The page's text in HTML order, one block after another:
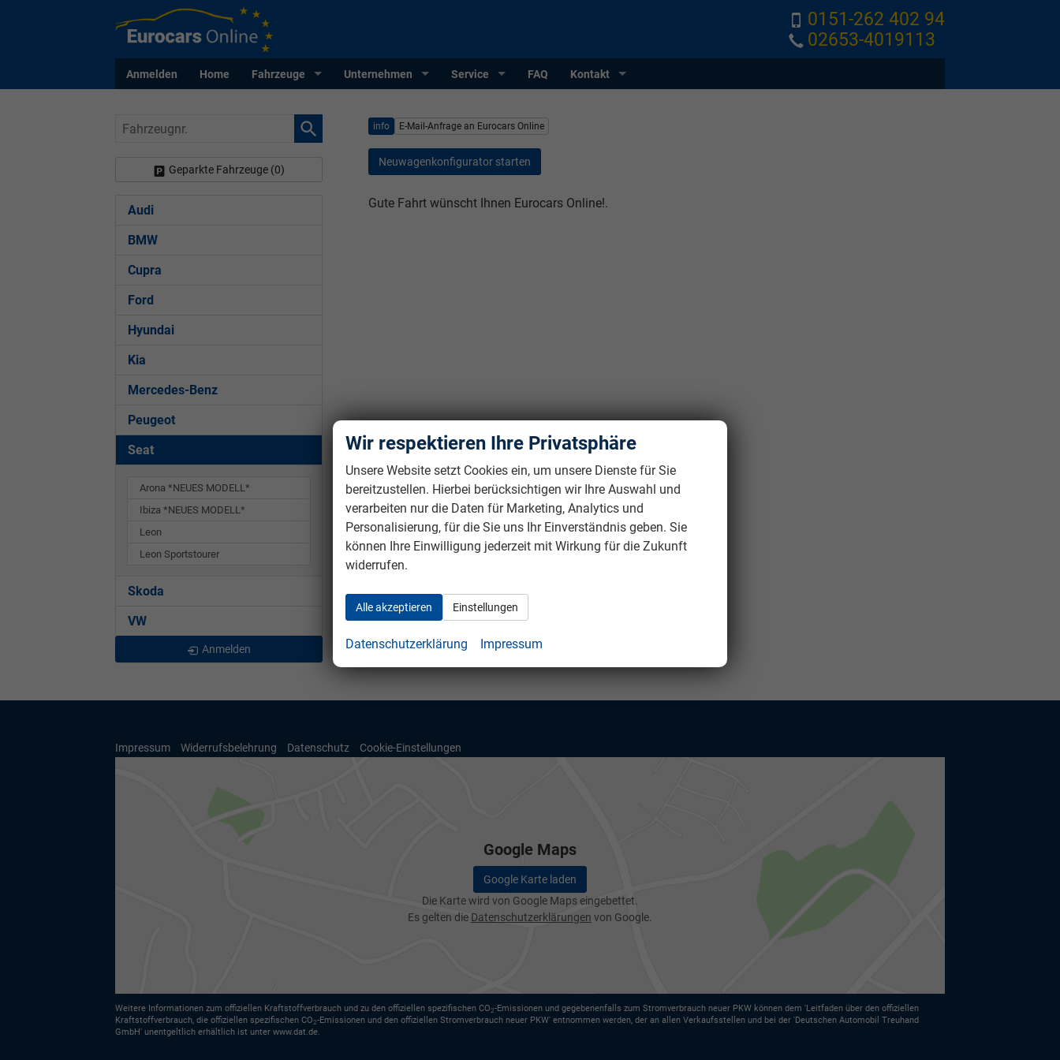
0151-262 402 94
02653-4019113
Anmelden Home Fahrzeuge Unternehmen Service FAQ Kontakt
info E-Mail-Anfrage an Eurocars Online
Neuwagenkonfigurator starten
Gute Fahrt wünscht Ihnen Eurocars Online!.
Fahrzeugnr.
Geparkte Fahrzeuge (0)
Audi
BMW
Cupra
Ford
Hyundai
Kia
Mercedes-Benz
Peugeot
Seat
Arona *NEUES MODELL*
Ibiza *NEUES MODELL*
Leon
Leon Sportstourer
Skoda
VW
Anmelden
Impressum Widerrufsbelehrung Datenschutz Cookie-Einstellungen
Google Maps
Google Karte laden
Die Karte wird von Google Maps eingebettet.
Es gelten die Datenschutzerklärungen von Google.
Weitere Informationen zum offiziellen Kraftstoffverbrauch und zu den offiziellen spezifischen CO2-Emissionen und gegebenenfalls zum Stromverbrauch neuer PKW können dem 'Leitfaden über den offiziellen
Kraftstoffverbrauch, die offiziellen spezifischen CO2-Emissionen und den offiziellen Stromverbrauch neuer PKW' entnommen werden, der an allen Verkaufsstellen und bei der 'Deutschen Automobil Treuhand
GmbH' unentgeltlich erhältlich ist unter www.dat.de.
Wir respektieren Ihre Privatsphäre
Unsere Website setzt Cookies ein, um unsere Dienste für Sie
bereitzustellen. Hierbei berücksichtigen wir Ihre Auswahl und
verarbeiten nur die Daten für Marketing, Analytics und
Personalisierung, für die Sie uns Ihr Einverständnis geben. Sie
können Ihre Einwilligung jederzeit mit Wirkung für die Zukunft
widerrufen.
Alle akzeptieren Einstellungen
Datenschutzerklärung Impressum